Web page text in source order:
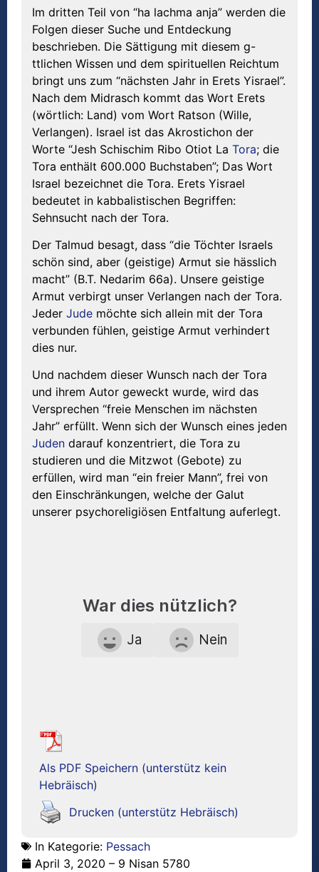
Im dritten Teil von “ha lachma anja” werden die
Folgen dieser Suche und Entdeckung
beschrieben. Die Sättigung mit diesem g-
ttlichen Wissen und dem spirituellen Reichtum
bringt uns zum “nächsten Jahr in Erets Yisrael”.
Nach dem Midrasch kommt das Wort Erets
(wörtlich: Land) vom Wort Ratson (Wille,
Verlangen). Israel ist das Akrostichon der
Worte “Jesh Schischim Ribo Otiot La Tora; die
Tora enthält 600.000 Buchstaben”; Das Wort
Israel bezeichnet die Tora. Erets Yisrael
bedeutet in kabbalistischen Begriffen:
Sehnsucht nach der Tora.
Der Talmud besagt, dass “die Töchter Israels
schön sind, aber (geistige) Armut sie hässlich
macht” (B.T. Nedarim 66a). Unsere geistige
Armut verbirgt unser Verlangen nach der Tora.
Jeder Jude möchte sich allein mit der Tora
verbunden fühlen, geistige Armut verhindert
dies nur.
Und nachdem dieser Wunsch nach der Tora
und ihrem Autor geweckt wurde, wird das
Versprechen “freie Menschen im nächsten
Jahr” erfüllt. Wenn sich der Wunsch eines jeden
Juden darauf konzentriert, die Tora zu
studieren und die Mitzwot (Gebote) zu
erfüllen, wird man “ein freier Mann”, frei von
den Einschränkungen, welche der Galut
unserer psychoreligiösen Entfaltung auferlegt.
War dies nützlich?
Ja Nein
Als PDF Speichern (unterstütz kein
Hebräisch)
Drucken (unterstütz Hebräisch)
In Kategorie: Pessach
April 3, 2020 – 9 Nisan 5780